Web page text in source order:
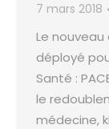
7 mars 2018
Le
déployé
Santé :
le
médecine,